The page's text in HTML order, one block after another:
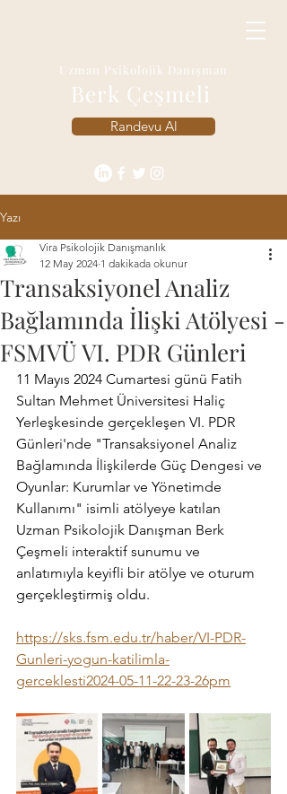
Uzman Psikolojik Danışman
Berk Çeşmeli
Randevu Al
Yazı
Transaksiyonel Analiz
Bağlamında İlişki Atölyesi -
FSMVÜ VI. PDR Günleri
Vira Psikolojik Danışmanlık
12 May 2024 1 dakikada okunur
11 Mayıs 2024 Cumartesi günü Fatih
Sultan Mehmet Üniversitesi Haliç
Yerleşkesinde gerçekleşen VI. PDR
Günleri'nde "Transaksiyonel Analiz
Bağlamında İlişkilerde Güç Dengesi ve
Oyunlar: Kurumlar ve Yönetimde
Kullanımı" isimli atölyeye katılan
Uzman Psikolojik Danışman Berk
Çeşmeli interaktif sunumu ve
anlatımıyla keyifli bir atölye ve oturum
gerçekleştirmiş oldu.
https://sks.fsm.edu.tr/haber/VI-PDR-
Gunleri-yogun-katilimla-
gerceklesti2024-05-11-22-23-26pm